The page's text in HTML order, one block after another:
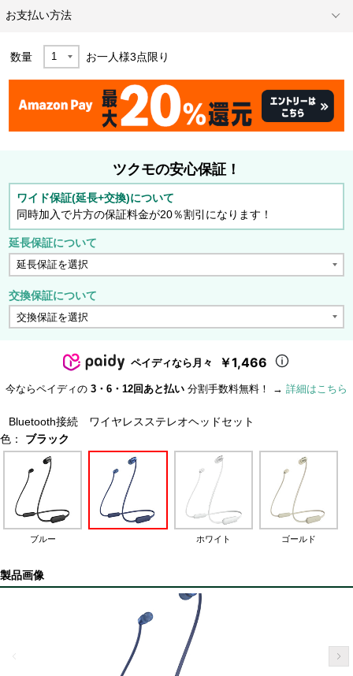
お支払い方法
数量 お一人様3点限り
ツクモの安心保証！
ワイド保証(延長+交換)について
同時加入で片方の保証料金が20％割引になります！
延長保証について
交換保証について
ペイディなら月々 ￥1,466
今ならペイディの 3・6・12回あと払い 分割手数料無料！ → 詳細はこちら
Bluetooth接続 ワイヤレスステレオヘッドセット
色： ブラック
ブルー ホワイト ゴールド
製品画像